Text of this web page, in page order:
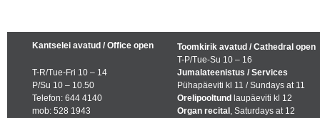
Kantselei avatud / Office open
T-R/Tue-Fri 10 – 14
P/Su 10 – 10.50
Telefon: 644 4140
mob: 528 1943
Toomkirik avatud / Cathedral open
T-P/Tue-Su 10 – 16
Jumalateenistus / Services
Pühapäeviti kl 11 / Sundays at 11
Orelipooltund laupäeviti kl 12
Organ recital , Saturdays at 12